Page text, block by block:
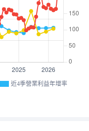
近4季營業利益年增率